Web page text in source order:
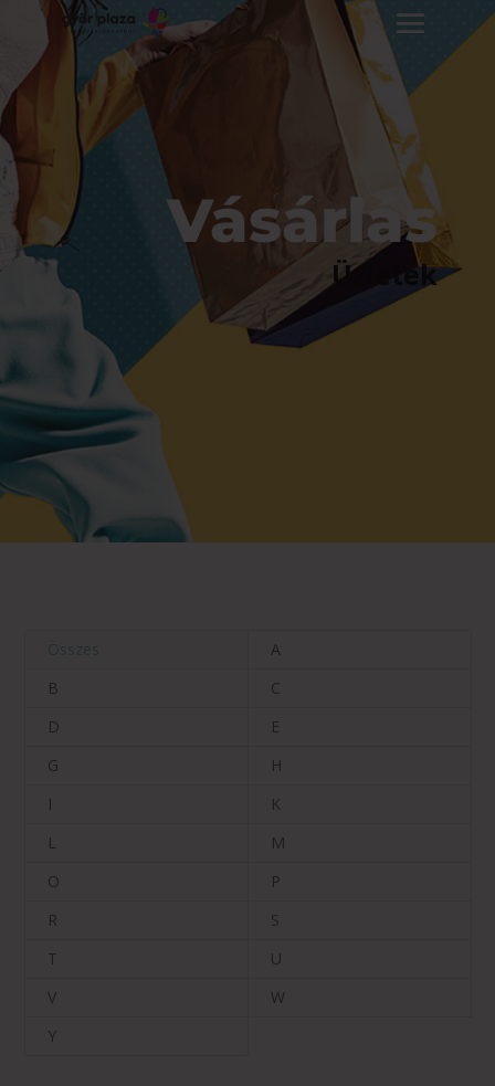
Vásárlás
Üzletek
Összes
A
B
C
D
E
G
H
I
K
L
M
O
P
R
S
T
U
V
W
Y